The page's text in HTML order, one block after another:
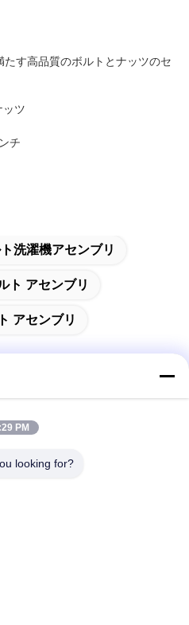
す高品質のボルトとナッツのセ
ッツ
チ
洗濯機アセンブリ
ト アセンブリ
アセンブリ
PM
looking for?